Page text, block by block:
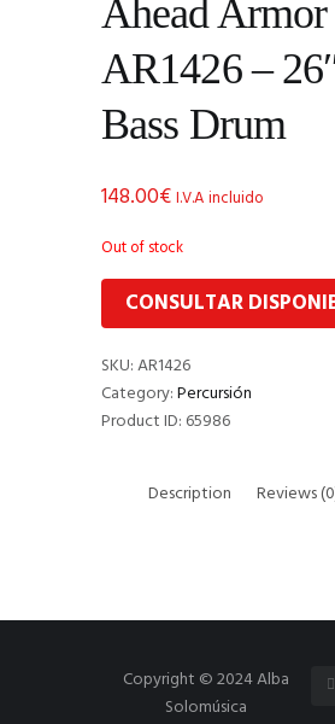
Ahead Armor
AR1426 –
Bass Drum
148.00€I.V.A incluido
Out of stock
CONSULTAR
SKU:AR1426
Category:Percursión
Product ID: 65986
Description Reviews
Copyright © 2024 Alba
Solomúsica